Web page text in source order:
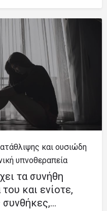
και ουσιώδη
υπνοθεραπεία
τα συνήθη
και ενίοτε,
συνθήκες,…